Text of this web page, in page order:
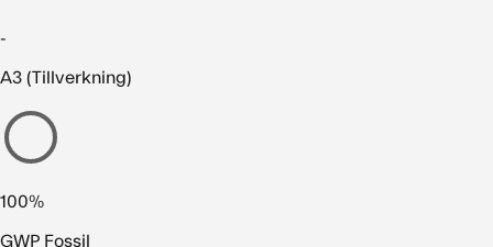
-
A3 (Tillverkning)
100%
GWP Fossil